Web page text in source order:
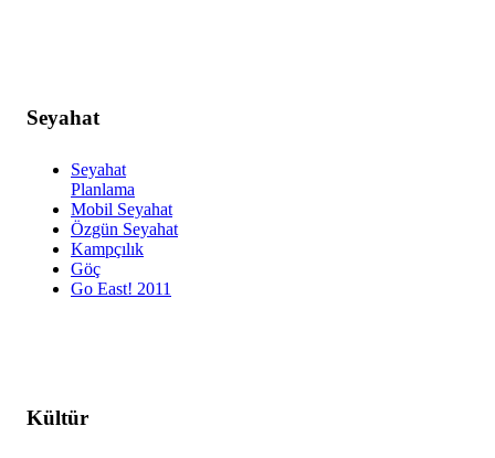
Seyahat
Seyahat
Planlama
Mobil Seyahat
Özgün Seyahat
Kampçılık
Göç
Go East! 2011
Kültür